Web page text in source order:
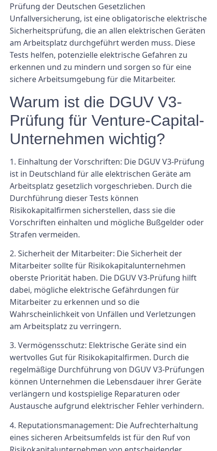
Prüfung der Deutschen Gesetzlichen
Unfallversicherung, ist eine obligatorische elektrische
Sicherheitsprüfung, die an allen elektrischen Geräten
am Arbeitsplatz durchgeführt werden muss. Diese
Tests helfen, potenzielle elektrische Gefahren zu
erkennen und zu mindern und sorgen so für eine
sichere Arbeitsumgebung für die Mitarbeiter.
Warum ist die DGUV V3-
Prüfung für Venture-Capital-
Unternehmen wichtig?
1. Einhaltung der Vorschriften: Die DGUV V3-Prüfung
ist in Deutschland für alle elektrischen Geräte am
Arbeitsplatz gesetzlich vorgeschrieben. Durch die
Durchführung dieser Tests können
Risikokapitalfirmen sicherstellen, dass sie die
Vorschriften einhalten und mögliche Bußgelder oder
Strafen vermeiden.
2. Sicherheit der Mitarbeiter: Die Sicherheit der
Mitarbeiter sollte für Risikokapitalunternehmen
oberste Priorität haben. Die DGUV V3-Prüfung hilft
dabei, mögliche elektrische Gefährdungen für
Mitarbeiter zu erkennen und so die
Wahrscheinlichkeit von Unfällen und Verletzungen
am Arbeitsplatz zu verringern.
3. Vermögensschutz: Elektrische Geräte sind ein
wertvolles Gut für Risikokapitalfirmen. Durch die
regelmäßige Durchführung von DGUV V3-Prüfungen
können Unternehmen die Lebensdauer ihrer Geräte
verlängern und kostspielige Reparaturen oder
Austausche aufgrund elektrischer Fehler verhindern.
4. Reputationsmanagement: Die Aufrechterhaltung
eines sicheren Arbeitsumfelds ist für den Ruf von